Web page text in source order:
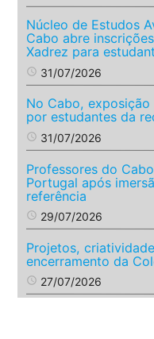
Núcleo de Estudos
Cabo abre
Xadrez para
access_time 31/07/2026
No Cabo,
por estudantes da
access_time 31/07/2026
Professores do
Portugal após
referência
access_time 29/07/2026
Projetos,
encerramento da
access_time 27/07/2026